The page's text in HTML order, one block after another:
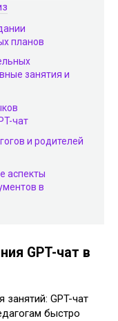
планов
занятия и
чат
и родителей
аспекты
в
GPT-чат в
занятий: GPT-чат
быстро